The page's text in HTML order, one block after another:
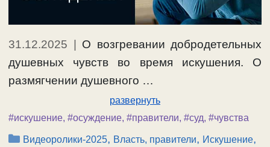
31.12.2025
О возгревании добродетельных
душевных чувств во время искушения. О
размягчении душевного …
развернуть
#искушение, #осуждение, #правители, #суд, #чувства
Рубрики
Видеоролики-2025, Власть, правители, Искушение,